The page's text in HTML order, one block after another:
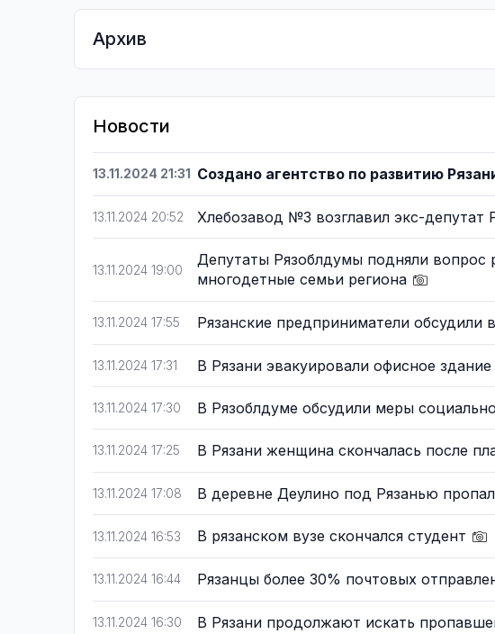
Архив
Новости
13.11.2024 21:31 Создано агентство по развитию
13.11.2024 20:52 Хлебозавод №3 возглавил экс-
13.11.2024 19:00
Депутаты Рязоблдумы подняли вопрос
многодетные семьи региона
13.11.2024 17:55 Рязанские предприниматели обсудили
13.11.2024 17:31 В Рязани эвакуировали офисное здание
13.11.2024 17:30 В Рязоблдуме обсудили меры
13.11.2024 17:25 В Рязани женщина скончалась после
13.11.2024 17:08 В деревне Деулино под Рязанью
13.11.2024 16:53 В рязанском вузе скончался студент
13.11.2024 16:44 Рязанцы более 30% почтовых
13.11.2024 16:30 В Рязани продолжают искать